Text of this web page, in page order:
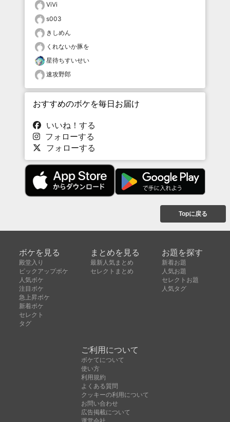
ViVi
s003
きしめん
くれないか豚を
星待ちすいせい
速攻野郎
おすすめのボケを毎日お届け
いいね！する
フォローする
フォローする
Topに戻る
ボケを見る
殿堂入り
ピックアップボケ
人気ボケ
注目ボケ
急上昇ボケ
新着ボケ
セレクト
タグ
まとめを見る
最新人気まとめ
セレクトまとめ
お題を探す
新着お題
人気お題
セレクトお題
人気タグ
ご利用について
ボケてについて
使い方
利用規約
よくある質問
クッキーの利用について
お問い合わせ
広告掲載について